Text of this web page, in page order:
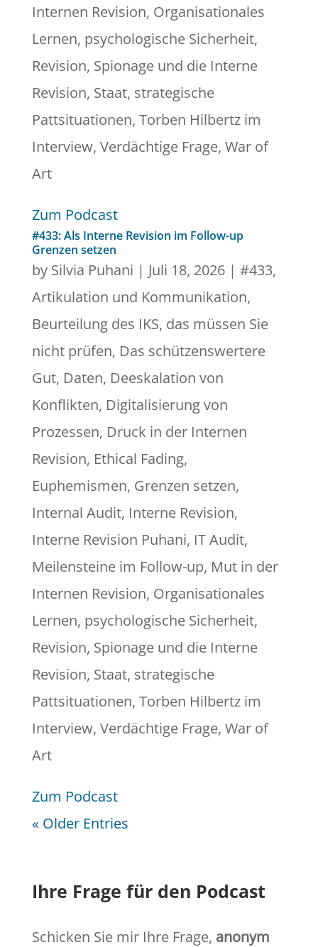
Internen Revision, Organisationales
Lernen, psychologische Sicherheit,
Revision, Spionage und die Interne
Revision, Staat, strategische
Pattsituationen, Torben Hilbertz im
Interview, Verdächtige Frage, War of
Art
Zum Podcast
#433: Als Interne Revision im Follow-up
Grenzen setzen
by Silvia Puhani | Juli 18, 2026| #433,
Artikulation und Kommunikation,
Beurteilung des IKS, das müssen Sie
nicht prüfen, Das schützenswertere
Gut, Daten, Deeskalation von
Konflikten, Digitalisierung von
Prozessen, Druck in der Internen
Revision, Ethical Fading,
Euphemismen, Grenzen setzen,
Internal Audit, Interne Revision,
Interne Revision Puhani, IT Audit,
Meilensteine im Follow-up, Mut in der
Internen Revision, Organisationales
Lernen, psychologische Sicherheit,
Revision, Spionage und die Interne
Revision, Staat, strategische
Pattsituationen, Torben Hilbertz im
Interview, Verdächtige Frage, War of
Art
Zum Podcast
« Older Entries
Ihre Frage für den Podcast
Schicken Sie mir Ihre Frage, anonym